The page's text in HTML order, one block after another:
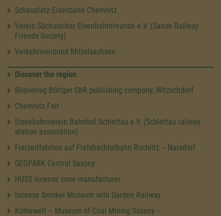
Schauplatz Eisenbahn Chemnitz
Verein Sächsischer Eisenbahnfreunde e.V. (Saxon Railway
Friends Society)
Verkehrsverbund Mittelsachsen
Discover the region
Bildverlag Böttger GbR publishing company, Witzschdorf
Chemnitz Fair
Eisenbahnverein Bahnhof Schlettau e.V. (Schlettau railway
station association)
Freizeitfahrten auf Frelsbachtalbahn Rochlitz – Narsdorf
GEOPARK Central Saxony
HUSS incense cone manufacturer
Incense Smoker Museum with Garden Railway
Kohlewelt – Museum of Coal Mining Saxony –